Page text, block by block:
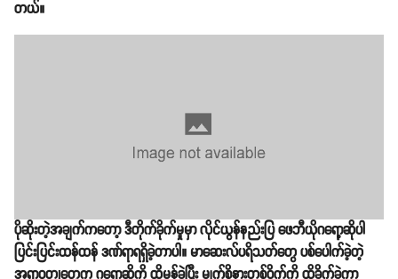
တယ်။
ပိုဆိုးတဲ့အချက်ကတော့ ဒီတိုက်ခိုက်မှုမှာ လိုင်ယွန်နည်းပြ ဖေဘီယိုဂရော့ဆိုပါ
ပြင်းပြင်းထန်ထန် ဒဏ်ရာရရှိခဲ့တာပါ။ မာဆေးလ်ပရိသတ်တွေ ပစ်ပေါက်ခဲ့တဲ့